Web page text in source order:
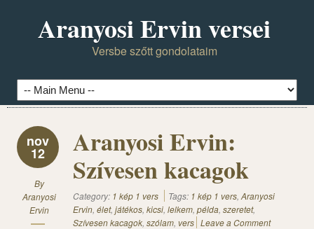
Aranyosi Ervin versei
Versbe szőtt gondolataim
nov
12
By
Aranyosi
Ervin
Aranyosi Ervin:
Szívesen kacagok
Category: 1 kép 1 vers Tags: 1 kép 1 vers, Aranyosi
Ervin, élet, játékos, kicsi, lelkem, példa, szeretet,
Szívesen kacagok, szólam, vers Leave a Comment